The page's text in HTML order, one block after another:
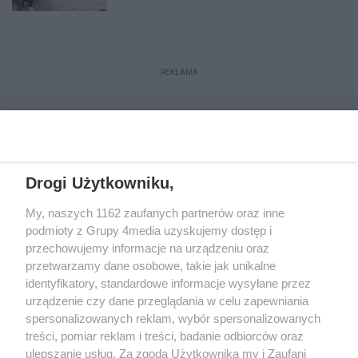
REKLAMA
Reklama Kontakt Regulamin
Dystrybucja
Regulamin prenumeraty
Polityka Prywatności
Zapisz się do newslettera
Drogi Użytkowniku,
My, naszych 1162 zaufanych partnerów oraz inne
podmioty z Grupy 4media uzyskujemy dostęp i
przechowujemy informacje na urządzeniu oraz
przetwarzamy dane osobowe, takie jak unikalne
identyfikatory, standardowe informacje wysyłane przez
urządzenie czy dane przeglądania w celu zapewniania
spersonalizowanych reklam, wybór spersonalizowanych
treści, pomiar reklam i treści, badanie odbiorców oraz
ulepszanie usług. Za zgodą Użytkownika my i Zaufani